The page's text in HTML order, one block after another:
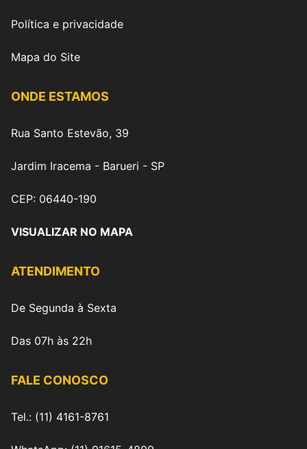
Política e privacidade
Mapa do Site
ONDE ESTAMOS
Rua Santo Estevão, 39
Jardim Iracema - Barueri - SP
CEP: 06440-190
VISUALIZAR NO MAPA
ATENDIMENTO
De Segunda à Sexta
Das 07h às 22h
FALE CONOSCO
Tel.: (11) 4161-8761